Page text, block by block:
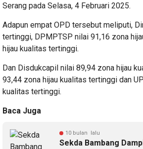
Serang pada Selasa, 4 Februari 2025.
Adapun empat OPD tersebut meliputi,
tertinggi, DPMPTSP nilai 91,16 zona
hijau kualitas tertinggi.
Dan Disdukcapil nilai 89,94 zona hijau
93,44 zona hijau kualitas tertinggi dan
kualitas tertinggi.
Baca Juga
10 bulan lalu
Sekda Bambang